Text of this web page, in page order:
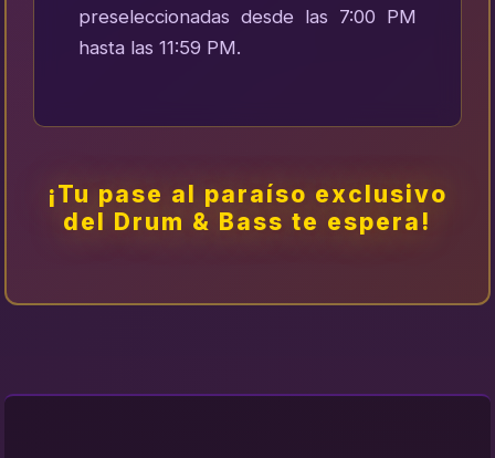
preseleccionadas desde las 7:00 PM
hasta las 11:59 PM.
¡Tu pase al paraíso exclusivo
del Drum & Bass te espera!